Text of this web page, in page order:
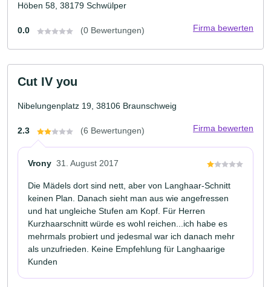
Höben 58, 38179 Schwülper
0.0 (0 Bewertungen) Firma bewerten
Cut IV you
Nibelungenplatz 19, 38106 Braunschweig
2.3 (6 Bewertungen) Firma bewerten
Vrony 31. August 2017
Die Mädels dort sind nett, aber von Langhaar-Schnitt
keinen Plan. Danach sieht man aus wie angefressen
und hat ungleiche Stufen am Kopf. Für Herren
Kurzhaarschnitt würde es wohl reichen...ich habe es
mehrmals probiert und jedesmal war ich danach mehr
als unzufrieden. Keine Empfehlung für Langhaarige
Kunden